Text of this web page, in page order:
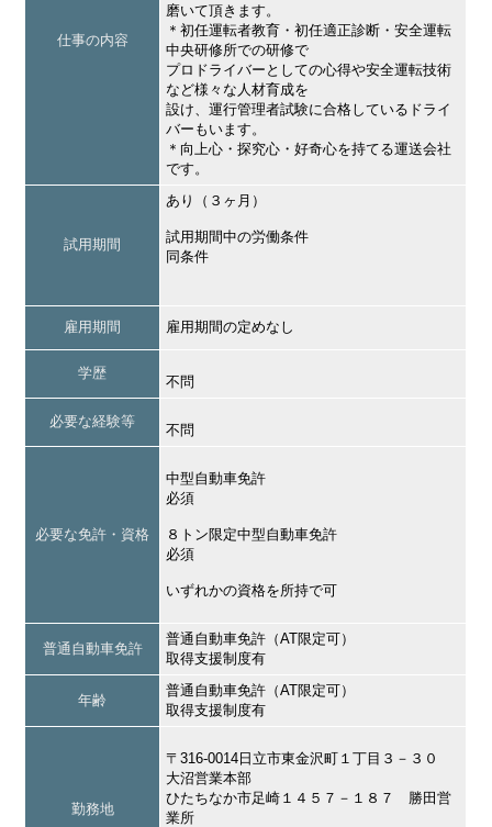
仕事の内容
磨いて頂きます。
＊初任運転者教育・初任適正診断・安全運転
中央研修所での研修で
プロドライバーとしての心得や安全運転技術
など様々な人材育成を
設け、運行管理者試験に合格しているドライ
バーもいます。
＊向上心・探究心・好奇心を持てる運送会社
です。
試用期間
あり（３ヶ月）
試用期間中の労働条件
同条件
雇用期間 雇用期間の定めなし
学歴
不問
必要な経験等
不問
必要な免許・資格
中型自動車免許
必須
８トン限定中型自動車免許
必須
いずれかの資格を所持で可
普通自動車免許
普通自動車免許（AT限定可）
取得支援制度有
年齢
普通自動車免許（AT限定可）
取得支援制度有
勤務地
〒316-0014日立市東金沢町１丁目３－３０
大沼営業本部
ひたちなか市足崎１４５７－１８７ 勝田営
業所